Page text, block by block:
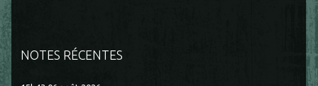
NOTES RÉCENTES